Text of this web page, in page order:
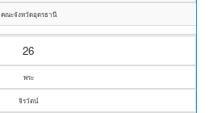
คณะจังหวัดอุดรธานี
26
พระ
จิรวัตน์